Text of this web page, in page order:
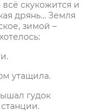
скукожится и
дрянь… Земля
зимой –
утащила.
гудок